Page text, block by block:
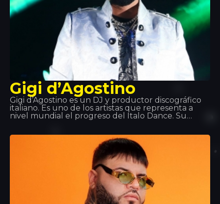
Gigi d’Agostino
Gigi d’Agostino es un DJ y productor discográfico
italiano. Es uno de los artistas que representa a
nivel mundial el progreso del Italo Dance. Su
Toujours’ ha marcado un antes y un después en